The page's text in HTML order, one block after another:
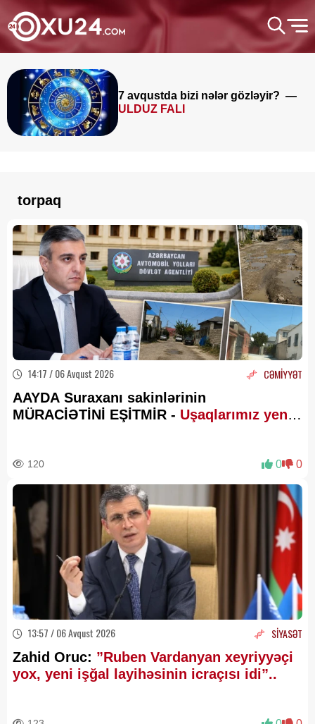
7 avqustda bizi nələr gözləyir? —
ULDUZ FALI
torpaq
14:17 / 06 Avqust 2026 CƏMİYYƏT
AAYDA Suraxanı sakinlərinin
MÜRACİƏTİNİ EŞİTMİR - Uşaqlarımız yenə
120 0 0
13:57 / 06 Avqust 2026 SİYASƏT
Zahid Oruc: ”Ruben Vardanyan xeyriyyəçi
yox, yeni işğal layihəsinin icraçısı idi”..